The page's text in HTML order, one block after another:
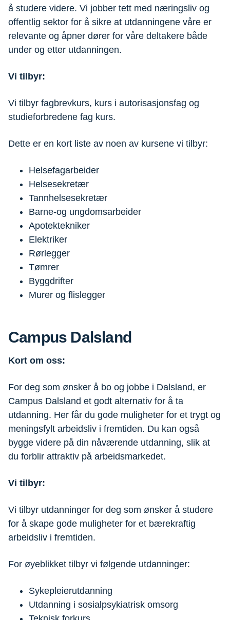
å studere videre. Vi jobber tett med næringsliv og
offentlig sektor for å sikre at utdanningene våre er
relevante og åpner dører for våre deltakere både
under og etter utdanningen.
Vi tilbyr:
Vi tilbyr fagbrevkurs, kurs i autorisasjonsfag og
studieforbredene fag kurs.
Dette er en kort liste av noen av kursene vi tilbyr:
Helsefagarbeider
Helsesekretær
Tannhelsesekretær
Barne-og ungdomsarbeider
Apotektekniker
Elektriker
Rørlegger
Tømrer
Byggdrifter
Murer og flislegger
Campus Dalsland
Kort om oss:
For deg som ønsker å bo og jobbe i Dalsland, er
Campus Dalsland et godt alternativ for å ta
utdanning. Her får du gode muligheter for et trygt og
meningsfylt arbeidsliv i fremtiden. Du kan også
bygge videre på din nåværende utdanning, slik at
du forblir attraktiv på arbeidsmarkedet.
Vi tilbyr:
Vi tilbyr utdanninger for deg som ønsker å studere
for å skape gode muligheter for et bærekraftig
arbeidsliv i fremtiden.
For øyeblikket tilbyr vi følgende utdanninger:
Sykepleierutdanning
Utdanning i sosialpsykiatrisk omsorg